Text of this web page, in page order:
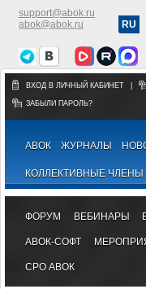
support@abok.ru
abok@abok.ru
RU
ВХОД В ЛИЧНЫЙ КАБИНЕТ
ЗАБЫЛИ ПАРОЛЬ?
АВОК ЖУРНАЛЫ
КОЛЛЕКТИВНЫЕ ЧЛЕНЫ
ФОРУМ ВЕБИНАРЫ
АВОК-СОФТ
СРО АВОК